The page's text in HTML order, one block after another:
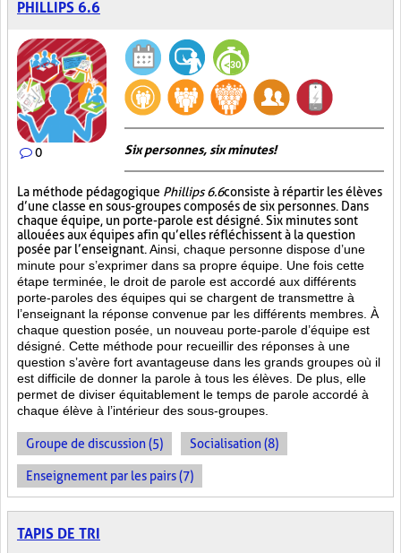
PHILLIPS 6.6
0 Six personnes, six minutes!
La méthode pédagogique Phillips 6.6consiste à répartir les élèves
d’une classe en sous-groupes composés de six personnes. Dans
chaque équipe, un porte-parole est désigné. Six minutes sont
allouées aux équipes afin qu’elles réfléchissent à la question
posée par l’enseignant. Ainsi, chaque personne dispose d’une
minute pour s’exprimer dans sa propre équipe. Une fois cette
étape terminée, le droit de parole est accordé aux différents
porte-paroles des équipes qui se chargent de transmettre à
l’enseignant la réponse convenue par les différents membres. À
chaque question posée, un nouveau porte-parole d’équipe est
désigné. Cette méthode pour recueillir des réponses à une
question s’avère fort avantageuse dans les grands groupes où il
est difficile de donner la parole à tous les élèves. De plus, elle
permet de diviser équitablement le temps de parole accordé à
chaque élève à l’intérieur des sous-groupes.
Groupe de discussion (5) Socialisation (8)
Enseignement par les pairs (7)
TAPIS DE TRI